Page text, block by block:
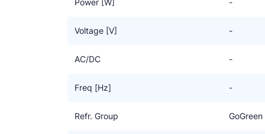
Voltage [V] -
AC/DC -
Freq [Hz] -
Refr. Group GoGreen